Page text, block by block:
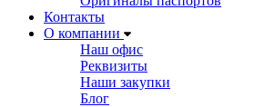
Контакты
О компании
Наш офис
Реквизиты
Наши закупки
Блог